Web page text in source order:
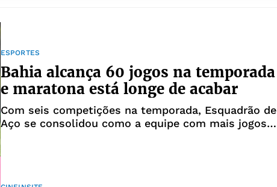
ESPORTES
Bahia alcança 60 jogos na temporada
e maratona está longe de acabar
Com seis competições na temporada, Esquadrão de
Aço se consolidou como a equipe com mais jogos